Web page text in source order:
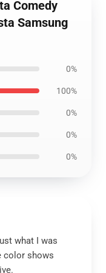
Comedy
Samsung
0%
100%
0%
0%
0%
what I was
color shows